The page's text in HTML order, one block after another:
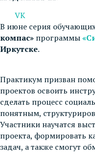
VK
В июне серия
компас» программы
Иркутске.
Практикум призван
проектов освоить
сделать процесс
понятным,
Участники научатся
проекта, формировать
задач, а также смогут